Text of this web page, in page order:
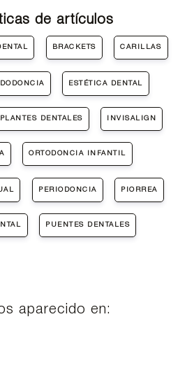
de artículos
BRACKETS CARILLAS
ESTÉTICA DENTAL
DENTALES INVISALIGN
ORTODONCIA INFANTIL
PERIODONCIA PIORREA
PUENTES DENTALES
aparecido en: